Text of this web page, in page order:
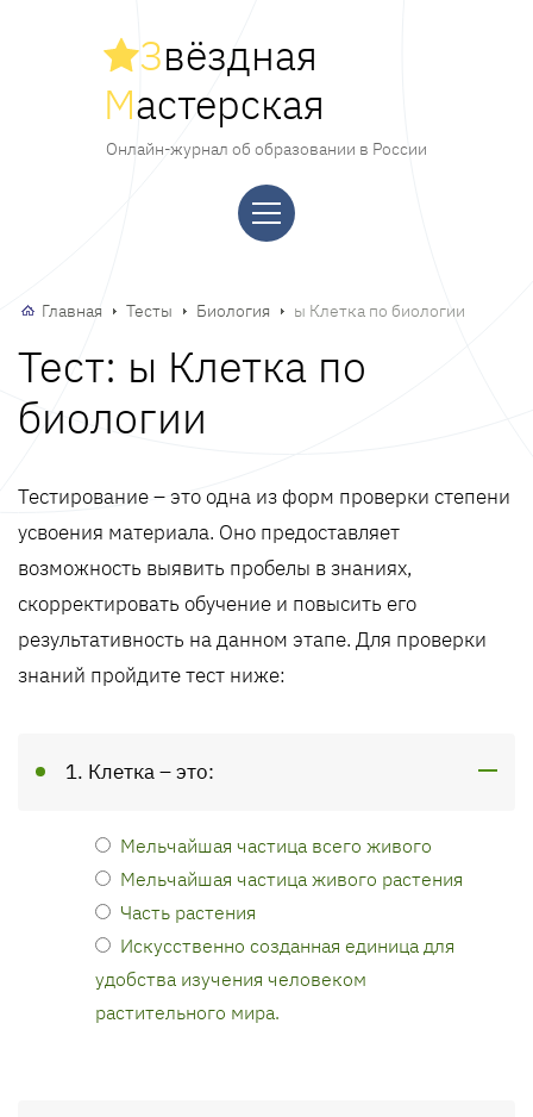
Звёздная
Мастерская
Онлайн-журнал об образовании в России
Главная Тесты Биология ы Клетка по биологии
Тест: ы Клетка по
биологии
Тестирование – это одна из форм проверки степени
усвоения материала. Оно предоставляет
возможность выявить пробелы в знаниях,
скорректировать обучение и повысить его
результативность на данном этапе. Для проверки
знаний пройдите тест ниже:
1. Клетка – это:
Мельчайшая частица всего живого
Мельчайшая частица живого растения
Часть растения
Искусственно созданная единица для
удобства изучения человеком
растительного мира.